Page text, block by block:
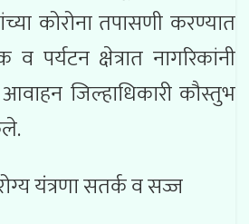
कोरोना तपासणी करण्यात
पर्यटन क्षेत्रात नागरिकांनी
जिल्हाधिकारी कौस्तुभ
यंत्रणा सतर्क व सज्ज